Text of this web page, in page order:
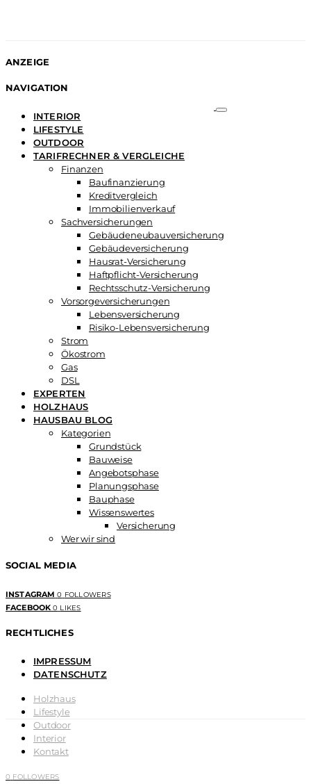
ANZEIGE
NAVIGATION
INTERIOR
LIFESTYLE
OUTDOOR
TARIFRECHNER & VERGLEICHE
Finanzen
Baufinanzierung
Kreditvergleich
Immobilienverkauf
Sachversicherungen
Gebäudeneubauversicherung
Gebäudeversicherung
Hausrat-Versicherung
Haftpflicht-Versicherung
Rechtsschutz-Versicherung
Vorsorgeversicherungen
Lebensversicherung
Risiko-Lebensversicherung
Strom
Ökostrom
Gas
DSL
EXPERTEN
HOLZHAUS
HAUSBAU BLOG
Kategorien
Grundstück
Bauweise
Angebotsphase
Planungsphase
Bauphase
Wissenswertes
Versicherung
Wer wir sind
SOCIAL MEDIA
INSTAGRAM 0 FOLLOWERS
FACEBOOK 0 LIKES
RECHTLICHES
IMPRESSUM
DATENSCHUTZ
Holzhaus
Lifestyle
Outdoor
Interior
Kontakt
0 FOLLOWERS